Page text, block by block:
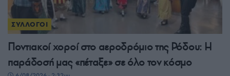
ΣΥΛΛΟΓΟΙ
Ποντιακοί χοροί στο αεροδρόμιο της Ρόδου: Η
παράδοσή μας «πέταξε» σε όλο τον κόσμο